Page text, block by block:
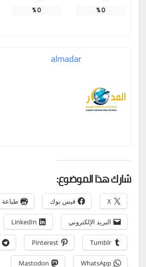
0
%
0
%
almadar
شارك هذا الموضوع:
X فيس بوك طباعة
البريد الإلكتروني LinkedIn
Tumblr
Pinterest
WhatsApp
Mastodon